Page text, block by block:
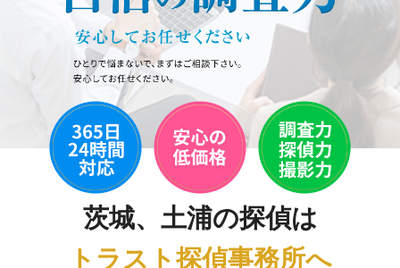
茨城、土浦の探偵は
トラスト探偵事務所へ